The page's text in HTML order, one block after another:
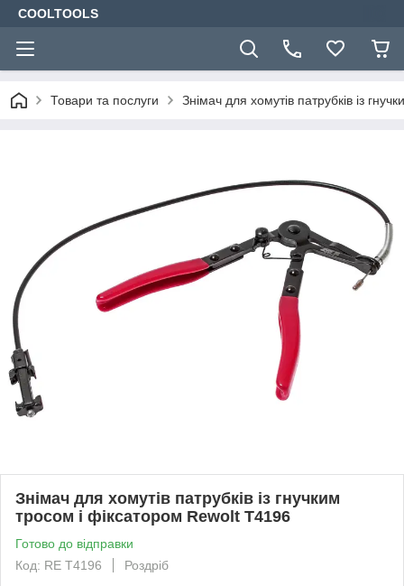
COOLTOOLS
Товари та послуги Знімач для хомутів патрубків із
Знімач для хомутів патрубків із гнучким
тросом і фіксатором Rewolt T4196
Готово до відправки
Код: RE T4196
Роздріб